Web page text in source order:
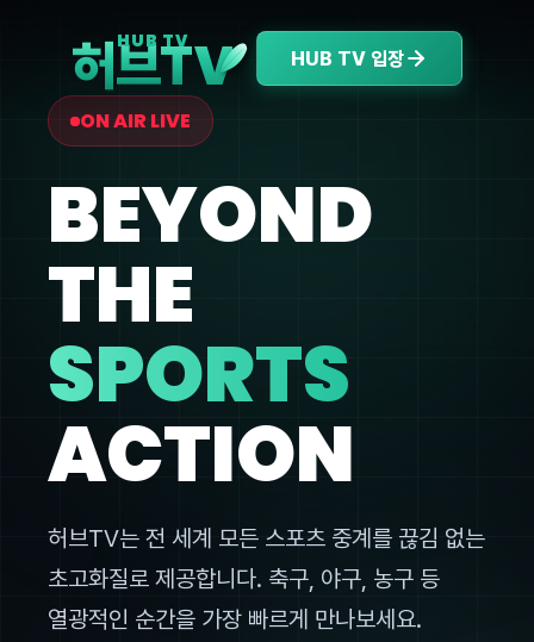
HUB TV
허브TV HUB TV 입장
ON AIR LIVE
BEYOND
THE
SPORTS
ACTION
허브TV는 전 세계 모든 스포츠 중계를 끊김 없는
초고화질로 제공합니다. 축구, 야구, 농구 등
열광적인 순간을 가장 빠르게 만나보세요.